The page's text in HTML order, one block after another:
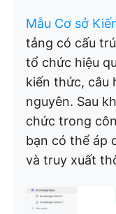
Mẫu Cơ sở
tảng có cấu
tổ chức hiệu
kiến thức, câu
nguyên. Sau
chức trong
bạn có thể áp
và truy xuất